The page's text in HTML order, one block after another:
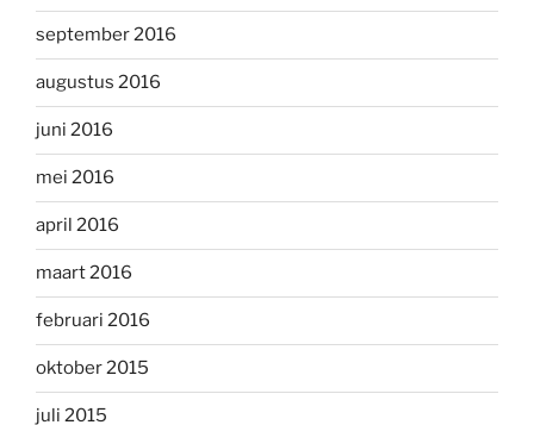
september 2016
augustus 2016
juni 2016
mei 2016
april 2016
maart 2016
februari 2016
oktober 2015
juli 2015